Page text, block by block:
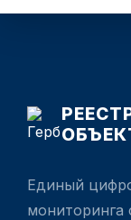
Единый
мониторинга